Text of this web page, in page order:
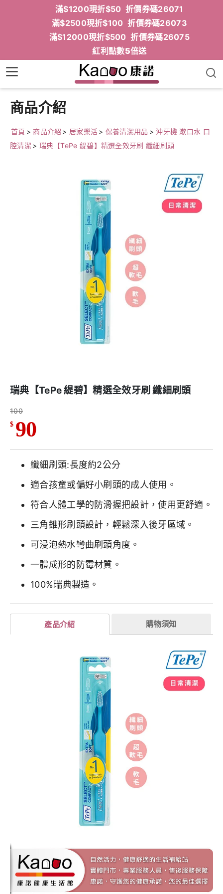
滿$1200現折$50 折價券碼26071
滿$2500現折$100 折價券碼26073
滿$12000現折$500 折價券碼26075
紅利點數5倍送
商品介紹
首頁 >商品介紹 > 居家樂活> 保養清潔用品 > 沖牙機 漱口水 口
腔清潔 > 瑞典【TePe 緹碧】精選全效牙刷 纖細刷頭
瑞典【TePe 緹碧】精選全效牙刷 纖細刷頭
100
$ 90
纖細刷頭:長度約2公分
適合孩童或偏好小刷頭的成人使用。
符合人體工學的防滑握把設計，使用更舒適。
三角錐形刷頭設計，輕鬆深入後牙區域。
可浸泡熱水彎曲刷頭角度。
一體成形的防霉材質。
100%瑞典製造。
產品介紹 購物須知